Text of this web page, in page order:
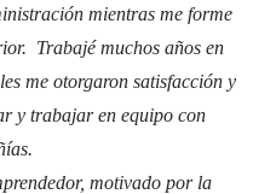
mientras me forme
Trabajé muchos años en
me otorgaron satisfacción y
y trabajar en equipo con
motivado por la